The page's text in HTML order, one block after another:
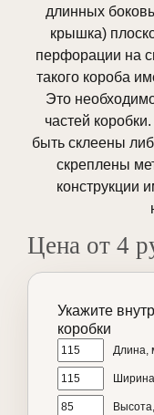
длинных
крышка)
перфорации на
такого короба
Это
частей
быть склеены
скреплены
конструкции
Цена от 4
Укажите
коробки
Длина,